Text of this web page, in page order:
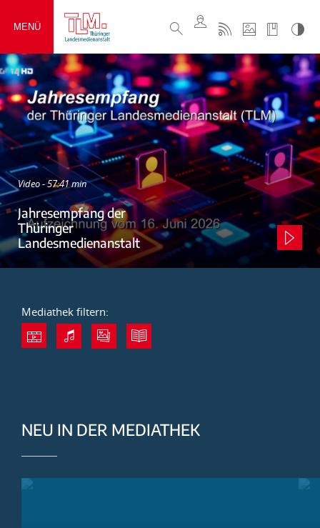
MENÜ
Video - 57:41 min
Jahresempfang der
Thüringer
Landesmedienanstalt
Mediathek filtern:
NEU IN DER MEDIATHEK